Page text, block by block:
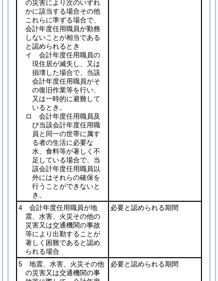
の災害により次のいずれ
かに該当する場合その他
これらに準ずる場合で、
会計年度任用職員が勤務
しないことが相当である
と認められるとき
イ 会計年度任用職員の
現住居が滅失し、又は
損壊した場合で、当該
会計年度任用職員がそ
の復旧作業等を行い、
又は一時的に避難して
いるとき。
ロ 会計年度任用職員及
び当該会計年度任用職
員と同一の世帯に属す
る者の生活に必要な
水、食料等が著しく不
足している場合で、当
該会計年度任用職員以
外にはそれらの確保を
行うことができないと
き。
4 会計年度任用職員が地
震、水害、火災その他の
災害又は交通機関の事故
等により出勤することが
著しく困難であると認め
られる場合
必要と認められる期間
5 地震、水害、火災その他
の災害又は交通機関の事
必要と認められる期間